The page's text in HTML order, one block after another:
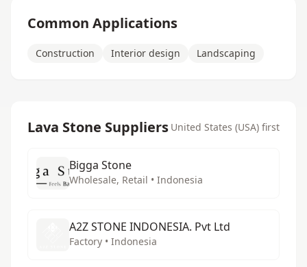
Common Applications
Construction Interior design Landscaping
Lava Stone Suppliers United States (USA) first
Bigga Stone
Wholesale, Retail • Indonesia
A2Z STONE INDONESIA. Pvt Ltd
Factory • Indonesia